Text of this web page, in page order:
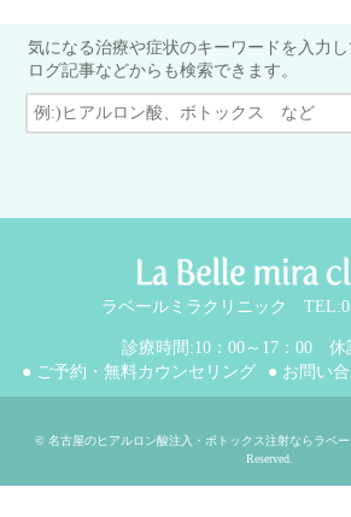
気になる治療や症状のキーワードを入力
ログ記事などからも検索できます。
ラベールミラクリニック
診療時間:10：00～17：00 休
● ご予約・無料カウンセリング
● お問い
© 名古屋のヒアルロン酸注入・ボトックス注射ならラベ
Reserved.